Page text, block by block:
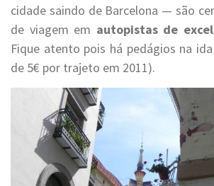
cidade saindo de Barcelona — são
de viagem em autopistas de
Fique atento pois há pedágios na
de 5€ por trajeto em 2011).